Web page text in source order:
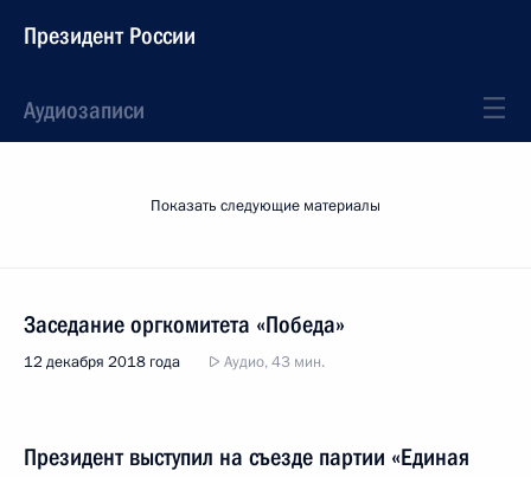
Президент России
Аудиозаписи
Показать следующие материалы
Заседание оргкомитета «Победа»
12 декабря 2018 года Аудио, 43 мин.
Президент выступил на съезде партии «Единая